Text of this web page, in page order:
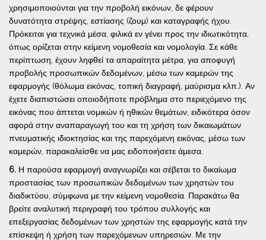
χρησιμοποιούνται για την προβολή εικόνων, δε φέρουν
δυνατότητα στρέψης, εστίασης (ζουμ) και καταγραφής ήχου.
Πρόκειται για τεχνικά μέσα, φιλικά εν γένει προς την ιδιωτικότητα,
όπως ορίζεται στην κείμενη νομοθεσία και νομολογία. Σε κάθε
περίπτωση, έχουν ληφθεί τα απαραίτητα μέτρα, για αποφυγή
προβολής προσωπικών δεδομένων, μέσω των καμερών της
εφαρμογής (θόλωμα εικόνας, τοπική διαγραφή, μαύρισμα κλπ.). Αν
έχετε διαπιστώσει οποιοδήποτε πρόβλημα στο περιεχόμενο της
εικόνας που άπτεται νομικών ή ηθικών θεμάτων, ειδικότερα όσον
αφορά στην αναπαραγωγή του και τη χρήση των δικαιωμάτων
πνευματικής ιδιοκτησίας και της παρεχόμενη εικόνας, μέσω των
καμερών, παρακαλείσθε να μας ειδοποιήσετε άμεσα.
6. Η παρούσα εφαρμογή αναγνωρίζει και σέβεται το δικαίωμα
προστασίας των προσωπικών δεδομένων των χρηστών του
διαδικτύου, σύμφωνα με την κείμενη νομοθεσία. Παρακάτω θα
βρείτε αναλυτική περιγραφή του τρόπου συλλογής και
επεξεργασίας δεδομένων των χρηστών της εφαρμογής κατά την
επίσκεψη ή χρήση των παρεχόμενων υπηρεσιών. Με την